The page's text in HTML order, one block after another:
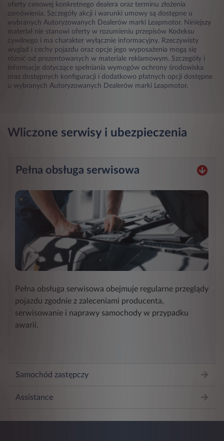
oferty cenowej konkretnego dealera oraz terminu złożenia
zamówienia. Szczegóły akcji i warunki umowy są dostępne u
wybranych Autoryzowanych Dealerów marki Leapmotor. Niniejszy
materiał nie stanowi oferty w rozumieniu przepisów Kodeksu
cywilnego i ma charakter wyłącznie informacyjny. Rzeczywisty
wygląd i cechy pojazdu oraz opcje jego wyposażenia mogą się
różnić od prezentowanych w materiale reklamowym. Szczegóły i
informacje dotyczące spełniania wymogów ochrony środowiska
oraz dostępnych konfiguracji i dodatkowo płatnych opcji dostępne
u wybranych Autoryzowanych Dealerów marki Leapmotor.
Wliczone serwisy i ubezpieczenia
Pełna obsługa serwisowa
Pełna obsługa serwisowa obejmuje regularne przeglądy
pojazdu zgodnie z zaleceniami producenta,
serwisowanie i naprawy samochody w przypadku
awarii.
Samochód zastępczy
Assistance